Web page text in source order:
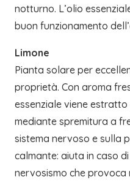
notturno. L’olio
buon funzionamento
Limone
Pianta solare per
proprietà. Con aroma
essenziale viene
mediante spremitura a
sistema nervoso e sulla
calmante: aiuta in caso
nervosismo che provoca